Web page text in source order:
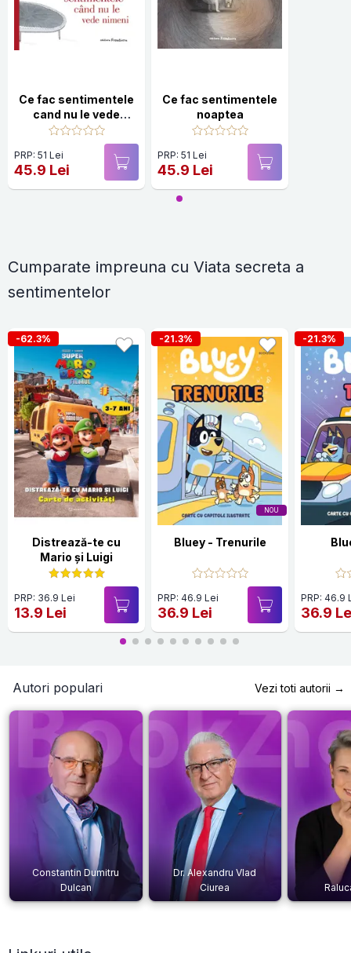
Ce fac sentimentele
cand nu le vede
nimeni
PRP: 51 Lei
45.9 Lei
Ce fac sentimentele
noaptea
PRP: 51 Lei
45.9 Lei
Cumparate impreuna cu Viata secreta a
sentimentelor
-62.3%
Distrează-te cu
Mario și Luigi
PRP: 36.9 Lei
13.9 Lei
NOU
-21.3%
Bluey - Trenurile
PRP: 46.9 Lei
36.9 Lei
-21.3%
PRP: 46.9
36.9
Autori populari Vezi toti autorii →
Constantin Dumitru
Dulcan
Dr. Alexandru Vlad
Ciurea